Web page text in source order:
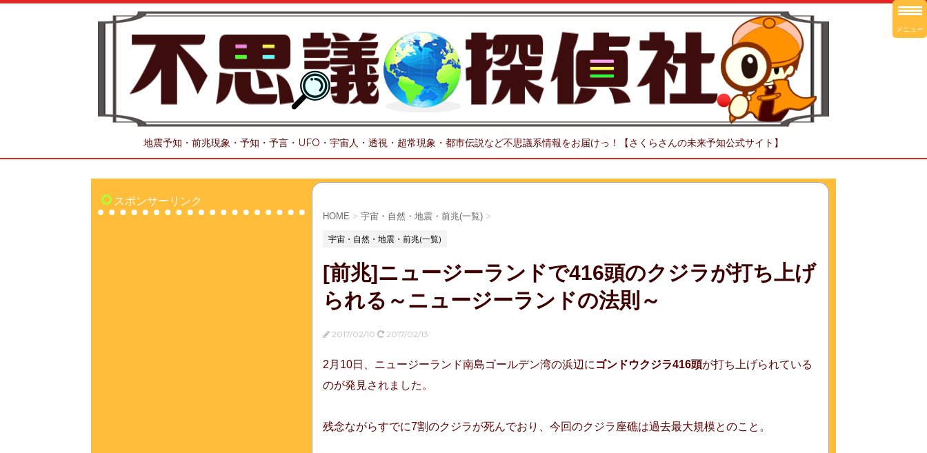
地震予知・前兆現象・予知・予言・UFO・宇宙人・透視・超常現象・都市伝説など不思議系情報をお届けっ！【さくらさんの未来予知公式サイト】
HOME > 宇宙・自然・地震・前兆(一覧) >
宇宙・自然・地震・前兆(一覧)
[前兆]ニュージーランドで416頭のクジラが打ち上げ
られる～ニュージーランドの法則～
2017/02/10 2017/02/13
2月10日、ニュージーランド南島ゴールデン湾の浜辺に ゴンドウクジラ416頭が打ち上げられている
のが発見されました。
残念ながらすでに7割のクジラが死んでおり、今回のクジラ座礁は過去最大規模とのこと。
スポンサーリンク
メニュー